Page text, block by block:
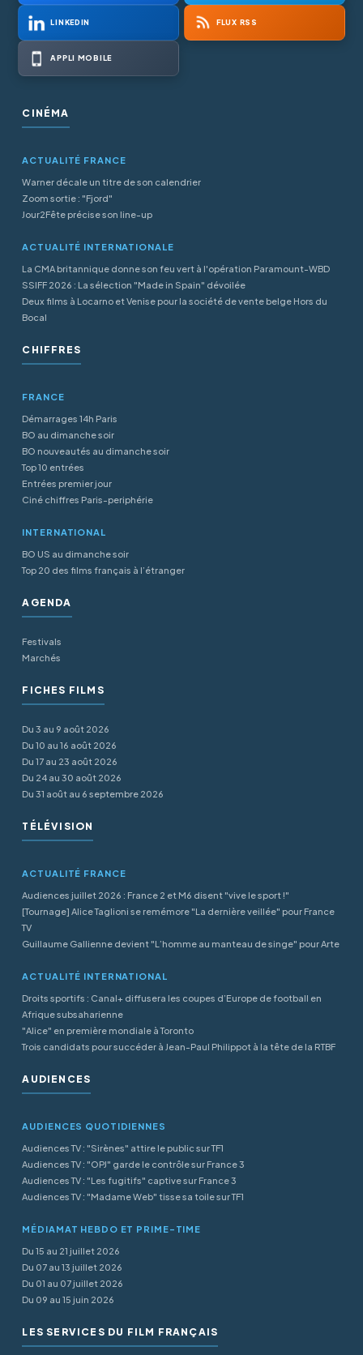
LINKEDIN FLUX RSS
APPLI MOBILE
CINÉMA
ACTUALITÉ FRANCE
Warner décale un titre de son calendrier
Zoom sortie : "Fjord"
Jour2Fête précise son line-up
ACTUALITÉ INTERNATIONALE
La CMA britannique donne son feu vert à l'opération Paramount-WBD
SSIFF 2026 : La sélection "Made in Spain" dévoilée
Deux films à Locarno et Venise pour la société de vente belge Hors du
Bocal
CHIFFRES
FRANCE
Démarrages 14h Paris
BO au dimanche soir
BO nouveautés au dimanche soir
Top 10 entrées
Entrées premier jour
Ciné chiffres Paris-periphérie
INTERNATIONAL
BO US au dimanche soir
Top 20 des films français à l’étranger
AGENDA
Festivals
Marchés
FICHES FILMS
Du 3 au 9 août 2026
Du 10 au 16 août 2026
Du 17 au 23 août 2026
Du 24 au 30 août 2026
Du 31 août au 6 septembre 2026
TÉLÉVISION
ACTUALITÉ FRANCE
Audiences juillet 2026 : France 2 et M6 disent "vive le sport !"
[Tournage] Alice Taglioni se remémore "La dernière veillée" pour France
TV
Guillaume Gallienne devient "L’homme au manteau de singe" pour Arte
ACTUALITÉ INTERNATIONAL
Droits sportifs : Canal+ diffusera les coupes d’Europe de football en
Afrique subsaharienne
"Alice" en première mondiale à Toronto
Trois candidats pour succéder à Jean-Paul Philippot à la tête de la RTBF
AUDIENCES
AUDIENCES QUOTIDIENNES
Audiences TV : "Sirènes" attire le public sur TF1
Audiences TV : "OPJ" garde le contrôle sur France 3
Audiences TV : "Les fugitifs" captive sur France 3
Audiences TV : "Madame Web" tisse sa toile sur TF1
MÉDIAMAT HEBDO ET PRIME-TIME
Du 15 au 21 juillet 2026
Du 07 au 13 juillet 2026
Du 01 au 07 juillet 2026
Du 09 au 15 juin 2026
LES SERVICES DU FILM FRANÇAIS